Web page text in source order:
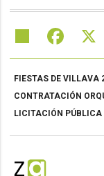
Share
FIESTAS DE VILLAVA
CONTRATACIÓN
LICITACIÓN